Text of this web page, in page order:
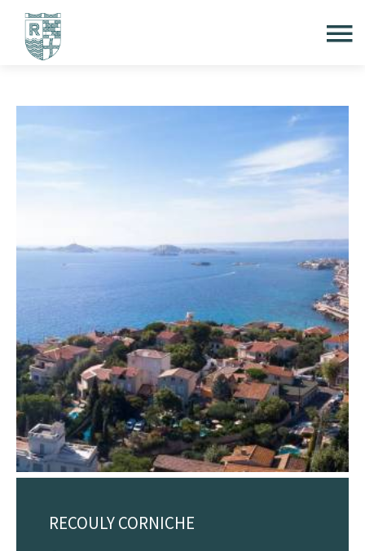
RECOULY CORNICHE